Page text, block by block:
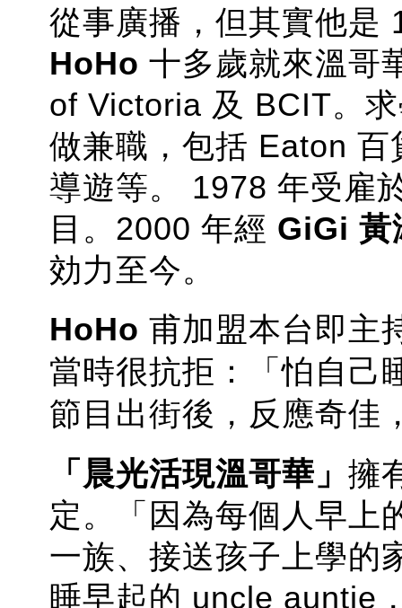
從事廣播，但其實他是
HoHo 十多歲就來溫哥
of Victoria 及 BCIT。
做兼職，包括 Eaton
導遊等。 1978 年受雇
目。2000 年經 GiGi 黃
効力至今。
HoHo 甫加盟本台即主
當時很抗拒：「怕自己
節目出街後，反應奇佳
「晨光活現溫哥華」 擁
定。「因為每個人早上
一族、接送孩子上學的
睡早起的 uncle auntie